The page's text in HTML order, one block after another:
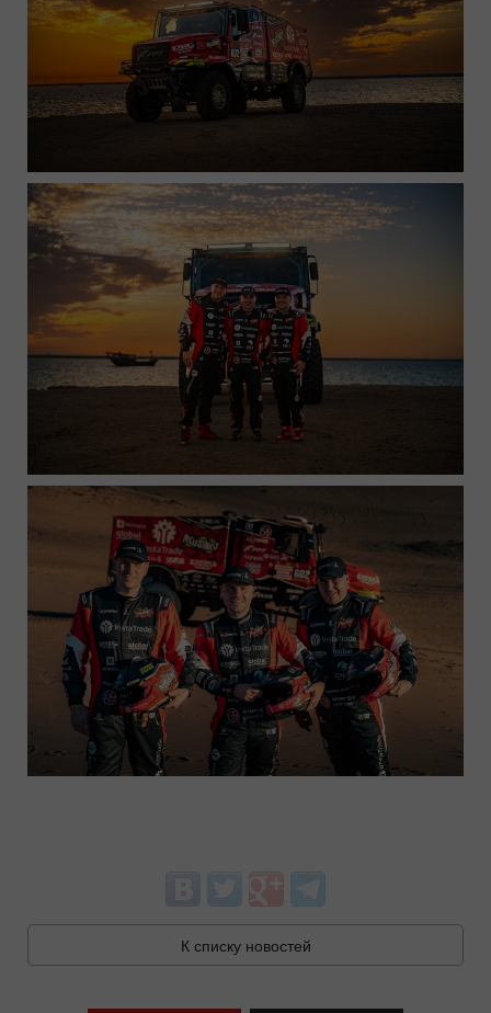
К списку новостей